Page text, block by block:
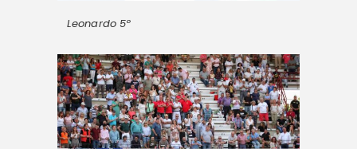
Leonardo 5º